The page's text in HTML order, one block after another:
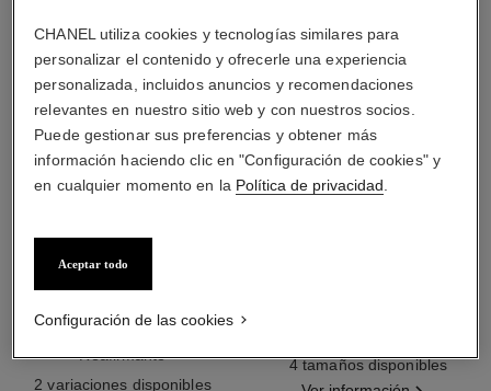
Reafirmante
2 variaciones disponibles
Ref. 116520
4 tamaños disponibles
CHANEL utiliza cookies y tecnologías similares para
personalizar el contenido y ofrecerle una experiencia
personalizada, incluidos anuncios y recomendaciones
relevantes en nuestro sitio web y con nuestros socios.
Puede gestionar sus preferencias y obtener más
información haciendo clic en "Configuración de cookies" y
en cualquier momento en la Política de privacidad
Aceptar todo
Configuración de las cookies